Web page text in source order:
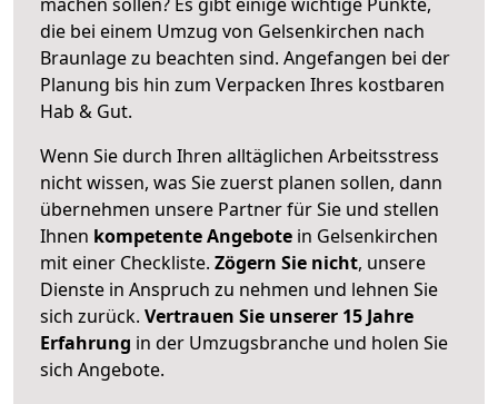
die bei einem Umzug von Gelsenkirchen nach
Braunlage zu beachten sind. Angefangen bei der
Planung bis hin zum Verpacken Ihres kostbaren
Hab & Gut.
Wenn Sie durch Ihren alltäglichen Arbeitsstress
nicht wissen, was Sie zuerst planen sollen, dann
übernehmen unsere Partner für Sie und stellen
Ihnen kompetente Angebote in Gelsenkirchen
mit einer Checkliste. Zögern Sie nicht, unsere
Dienste in Anspruch zu nehmen und lehnen Sie
sich zurück. Vertrauen Sie unserer 15 Jahre
Erfahrung in der Umzugsbranche und holen Sie
sich Angebote.